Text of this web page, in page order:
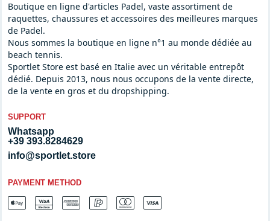
Boutique en ligne d'articles Padel, vaste assortiment de
raquettes, chaussures et accessoires des meilleures marques
de Padel.
Nous sommes la boutique en ligne n°1 au monde dédiée au
beach tennis.
Sportlet Store est basé en Italie avec un véritable entrepôt
dédié. Depuis 2013, nous nous occupons de la vente directe,
de la vente en gros et du dropshipping.
SUPPORT
Whatsapp
+39 393.8284629
info@sportlet.store
PAYMENT METHOD